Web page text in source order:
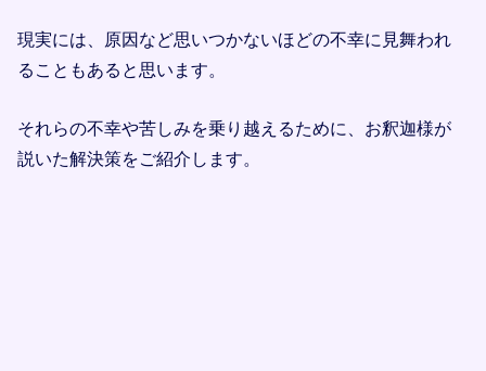
現実には、原因など思いつかないほどの不幸に見舞われ
ることもあると思います。
それらの不幸や苦しみを乗り越えるために、お釈迦様が
説いた解決策をご紹介します。